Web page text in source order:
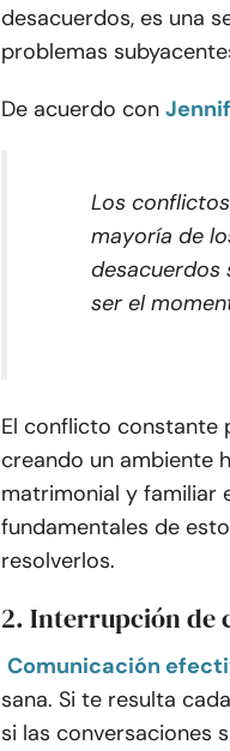
desacuerdos, es una
problemas
De acuerdo con
Los
mayoría de
desacuerdos
ser el
El conflicto constante
creando un ambiente
matrimonial y familiar
fundamentales de
resolverlos.
2. Interrupción de
Comunicación
sana. Si te resulta
si las conversaciones